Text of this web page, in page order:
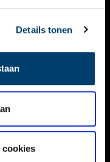
Details tonen
cookies